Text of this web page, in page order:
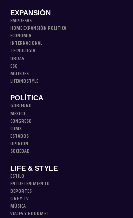
EXPANSIÓN
EMPRESAS
HOME EXPANSIÓN POLITICA
ECONOMÍA
INTERNACIONAL
TECNOLOGÍA
OBRAS
ESG
MUJERES
LIFEANDSTYLE
POLÍTICA
GOBIERNO
MÉXICO
CONGRESO
CDMX
ESTADOS
OPINIÓN
SOCIEDAD
LIFE & STYLE
ESTILO
ENTRETENIMIENTO
DEPORTES
CINE Y TV
MÚSICA
VIAJES Y GOURMET